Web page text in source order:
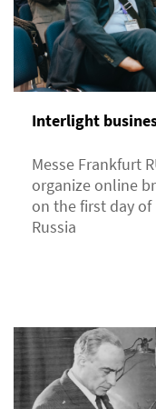
Interlight
Messe Frankfurt
organize online
on the first day
Russia